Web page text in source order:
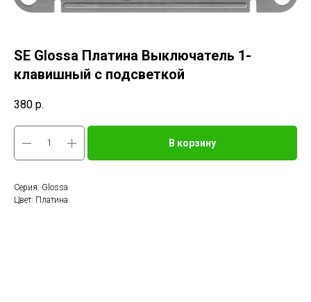
SE Glossa Платина Выключатель 1-
клавишный с подсветкой
380 р.
В корзину
Серия: Glossa
Цвет: Платина